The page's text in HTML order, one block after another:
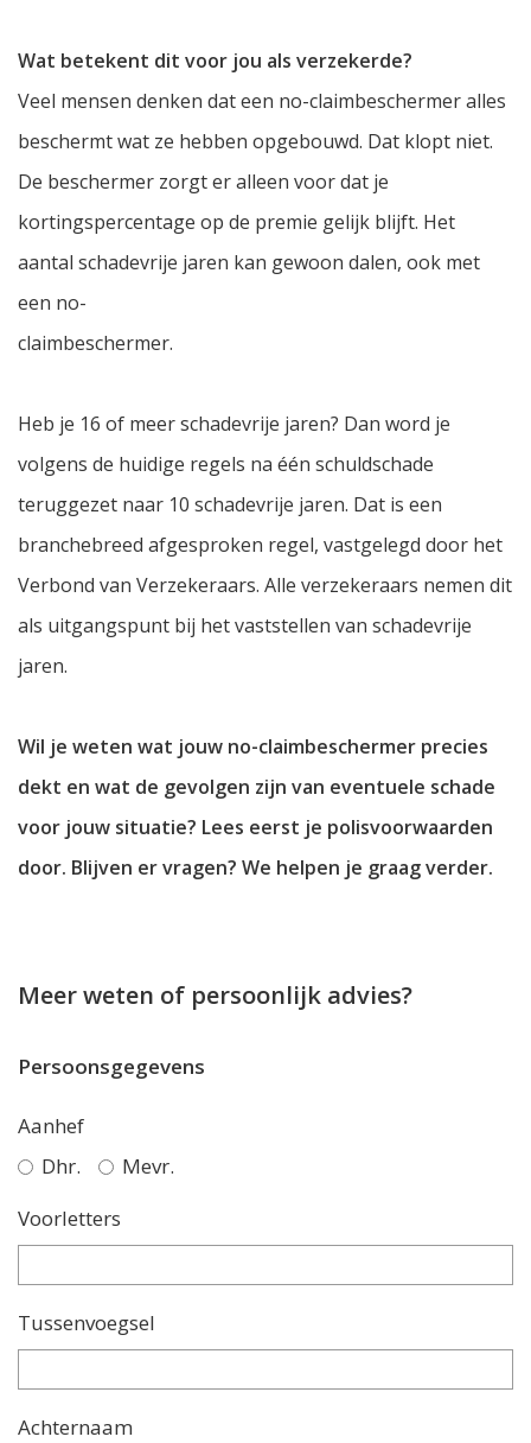
Wat betekent dit voor jou als verzekerde?
Veel mensen denken dat een no-claimbeschermer alles
beschermt wat ze hebben opgebouwd. Dat klopt niet.
De beschermer zorgt er alleen voor dat je
kortingspercentage op de premie gelijk blijft. Het
aantal schadevrije jaren kan gewoon dalen, ook met
een no-
claimbeschermer.
Heb je 16 of meer schadevrije jaren? Dan word je
volgens de huidige regels na één schuldschade
teruggezet naar 10 schadevrije jaren. Dat is een
branchebreed afgesproken regel, vastgelegd door het
Verbond van Verzekeraars. Alle verzekeraars nemen dit
als uitgangspunt bij het vaststellen van schadevrije
jaren.
Wil je weten wat jouw no-claimbeschermer precies
dekt en wat de gevolgen zijn van eventuele schade
voor jouw situatie? Lees eerst je polisvoorwaarden
door. Blijven er vragen? We helpen je graag verder.
Meer weten of persoonlijk advies?
Persoonsgegevens
Aanhef
Dhr.
Mevr.
Voorletters
Tussenvoegsel
Achternaam